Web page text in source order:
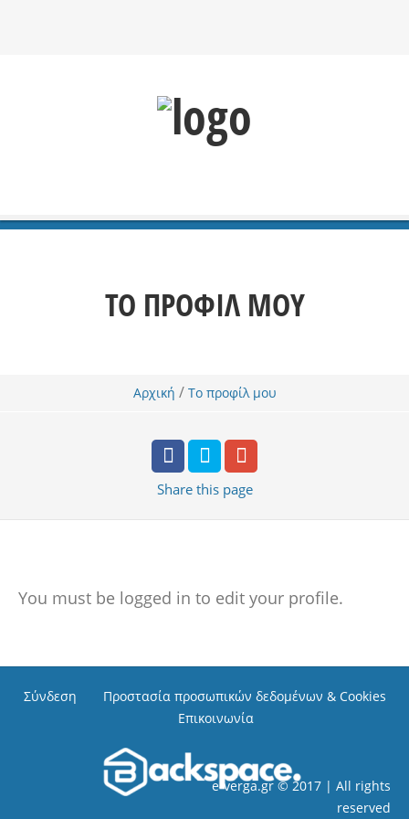
ΤΟ ΠΡΟΦΊΛ ΜΟΥ
Αρχική / Το προφίλ μου
Share this page
You must be logged in to edit your profile.
Σύνδεση
Προστασία προσωπικών δεδομένων & Cookies
Επικοινωνία
e-verga.gr © 2017 | All rights
reserved